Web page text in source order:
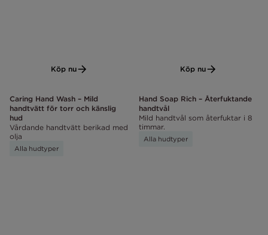
Köp nu
Caring Hand Wash – Mild
handtvätt för torr och känslig
hud
Vårdande handtvätt berikad med
olja
Alla hudtyper
Köp nu
Hand Soap Rich – Återfuktande
handtvål
Mild handtvål som återfuktar i 8
timmar.
Alla hudtyper